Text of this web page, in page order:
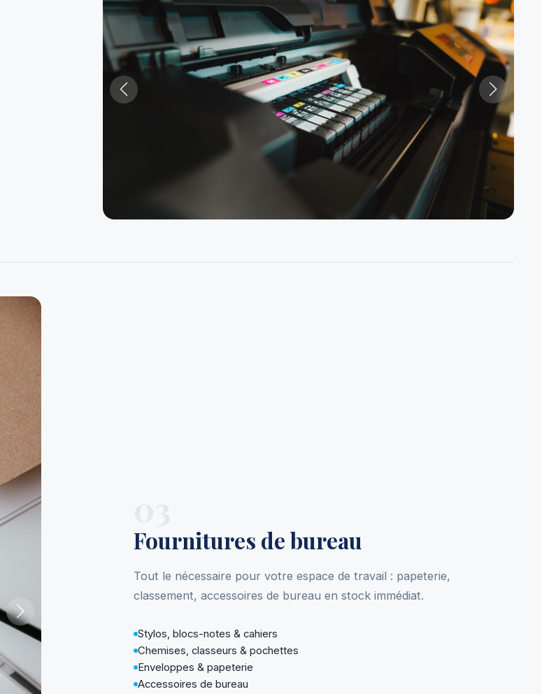
Fournitures de bureau
Tout le nécessaire pour votre espace de travail : papeterie,
classement, accessoires de bureau en stock immédiat.
Stylos, blocs-notes & cahiers
Chemises, classeurs & pochettes
Enveloppes & papeterie
Accessoires de bureau